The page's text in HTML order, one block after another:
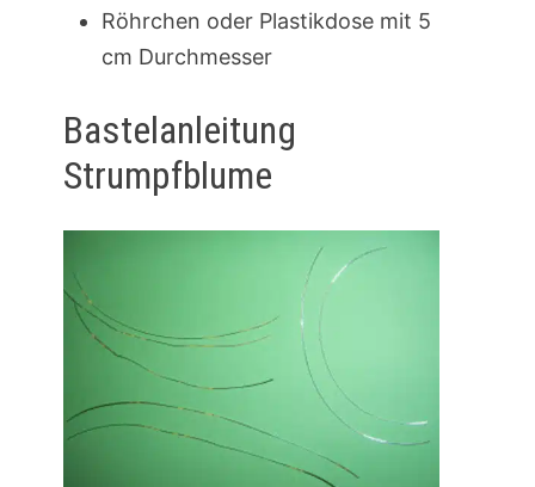
Röhrchen oder Plastikdose mit 5
cm Durchmesser
Bastelanleitung
Strumpfblume